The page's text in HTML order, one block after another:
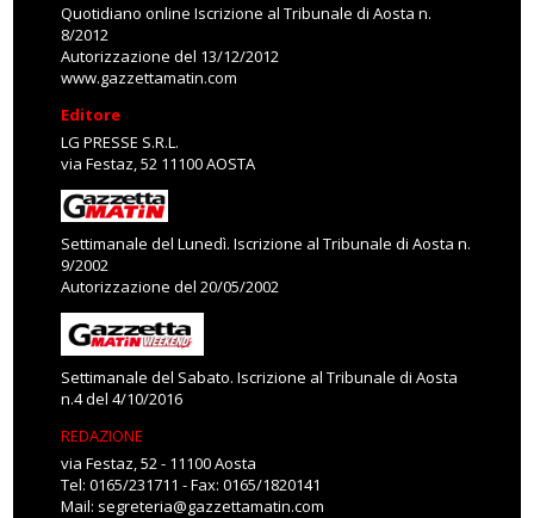
Quotidiano online Iscrizione al Tribunale di Aosta n.
8/2012
Autorizzazione del 13/12/2012
www.gazzettamatin.com
Editore
LG PRESSE S.R.L.
via Festaz, 52 11100 AOSTA
Settimanale del Lunedì. Iscrizione al Tribunale di Aosta n.
9/2002
Autorizzazione del 20/05/2002
Settimanale del Sabato. Iscrizione al Tribunale di Aosta
n.4 del 4/10/2016
REDAZIONE
via Festaz, 52 - 11100 Aosta
Tel: 0165/231711 - Fax: 0165/1820141
Mail: segreteria@gazzettamatin.com